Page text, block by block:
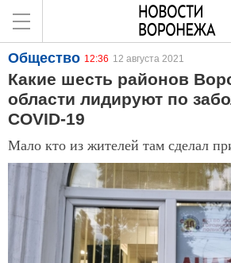
Общество 12:36 12 августа 2021
Какие шесть районов
области лидируют по
COVID-19
Мало кто из жителей там сделал